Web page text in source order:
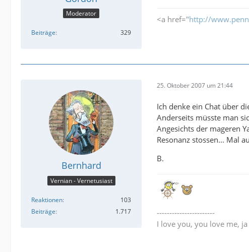
Moderator
Beiträge 329
<a href="http://
Bernhard
Vernian - Vernetusiast
Reaktionen
103
Beiträge
1.717
25. Oktober 2007 um 21:44
Ich denke ein Chat über
Anderseits müsste man
Angesichts der mageren
Resonanz stossen... Mal
B.
-----------------------
I love you, you love me,